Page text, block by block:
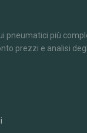
pneumatici più
prezzi e analisi